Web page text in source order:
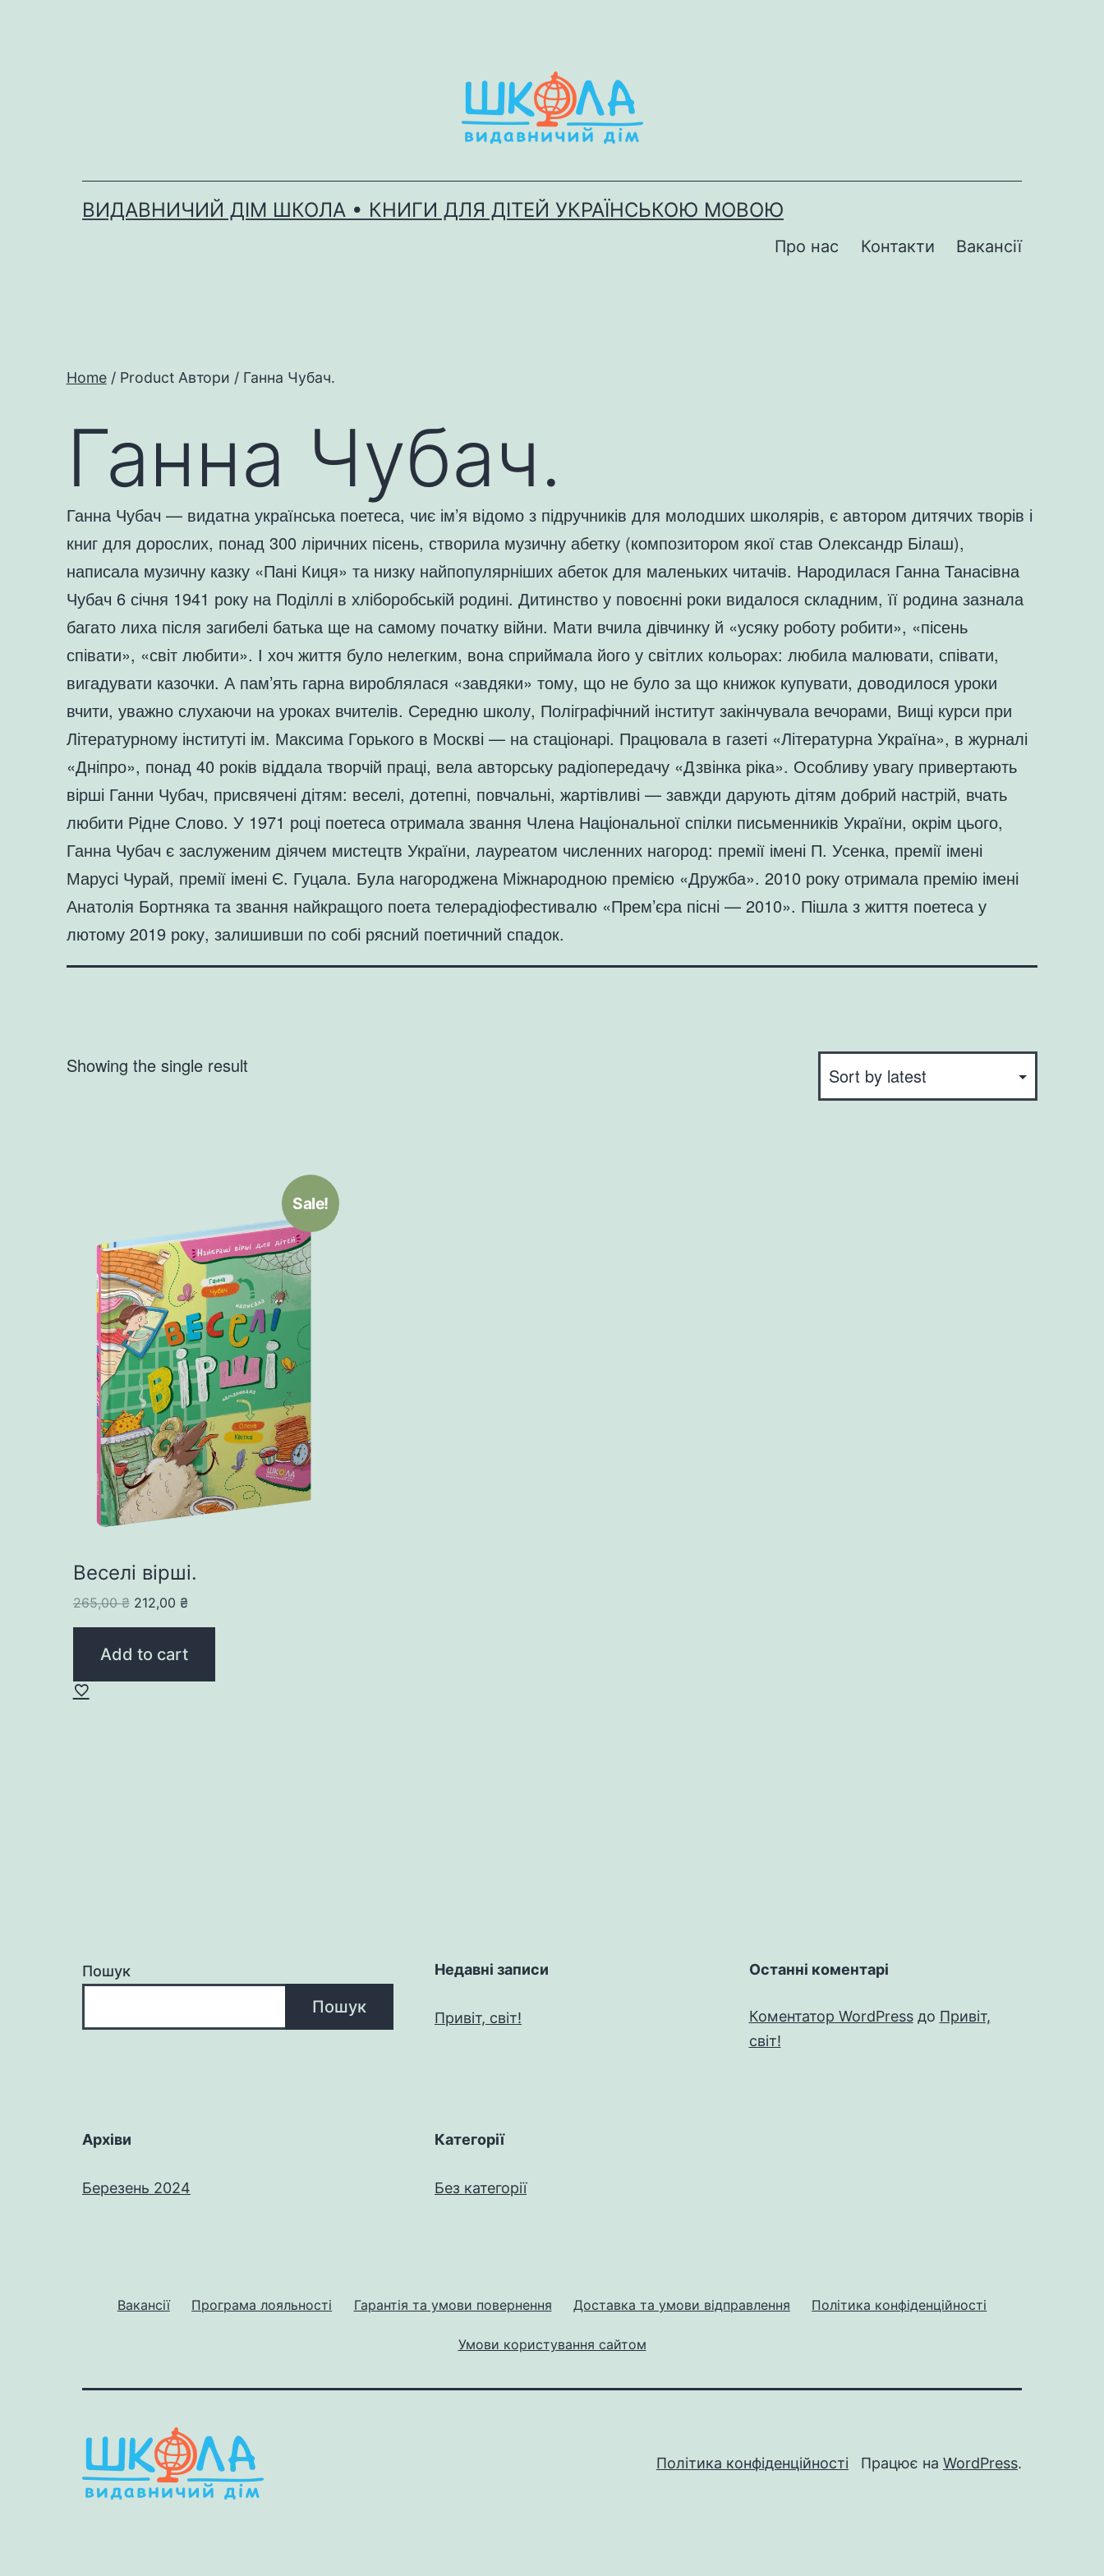
ВИДАВНИЧИЙ ДІМ ШКОЛА • КНИГИ ДЛЯ ДІТЕЙ УКРАЇНСЬКОЮ МОВОЮ
Про нас Контакти Вакансії
Home/ Product Автори / Ганна Чубач.
Ганна Чубач.
Ганна Чубач — видатна українська поетеса, чиє ім’я відомо з підручників для молодших школярів, є автором дитячих творів і
книг для дорослих, понад 300 ліричних пісень, створила музичну абетку (композитором якої став Олександр Білаш),
написала музичну казку «Пані Киця» та низку найпопулярніших абеток для маленьких читачів. Народилася Ганна Танасівна
Чубач 6 січня 1941 року на Поділлі в хліборобській родині. Дитинство у повоєнні роки видалося складним, її родина зазнала
багато лиха після загибелі батька ще на самому початку війни. Мати вчила дівчинку й «усяку роботу робити», «пісень
співати», «світ любити». І хоч життя було нелегким, вона сприймала його у світлих кольорах: любила малювати, співати,
вигадувати казочки. А пам’ять гарна вироблялася «завдяки» тому, що не було за що книжок купувати, доводилося уроки
вчити, уважно слухаючи на уроках вчителів. Середню школу, Поліграфічний інститут закінчувала вечорами, Вищі курси при
Літературному інституті ім. Максима Горького в Москві — на стаціонарі. Працювала в газеті «Літературна Україна», в журналі
«Дніпро», понад 40 років віддала творчій праці, вела авторську радіопередачу «Дзвінка ріка». Особливу увагу привертають
вірші Ганни Чубач, присвячені дітям: веселі, дотепні, повчальні, жартівливі — завжди дарують дітям добрий настрій, вчать
любити Рідне Слово. У 1971 році поетеса отримала звання Члена Національної спілки письменників України, окрім цього,
Ганна Чубач є заслуженим діячем мистецтв України, лауреатом численних нагород: премії імені П. Усенка, премії імені
Марусі Чурай, премії імені Є. Гуцала. Була нагороджена Міжнародною премією «Дружба». 2010 року отримала премію імені
Анатолія Бортняка та звання найкращого поета телерадіофестивалю «Прем’єра пісні — 2010». Пішла з життя поетеса у
лютому 2019 року, залишивши по собі рясний поетичний спадок.
Showing the single result
Sale!
Веселі вірші.
265,00₴ Original
price
was:
212,00 ₴Current
price
Add to cart
Пошук
Пошук
Недавні записи
Привіт, світ!
Останні коментарі
Коментатор WordPressдо Привіт,
світ!
Архіви
Березень 2024
Категорії
Без категорії
Вакансії Програма лояльності Гарантія та умови повернення Доставка та умови відправлення Політика конфіденційності
Умови користування сайтом
Політика конфіденційності Працює на WordPress.